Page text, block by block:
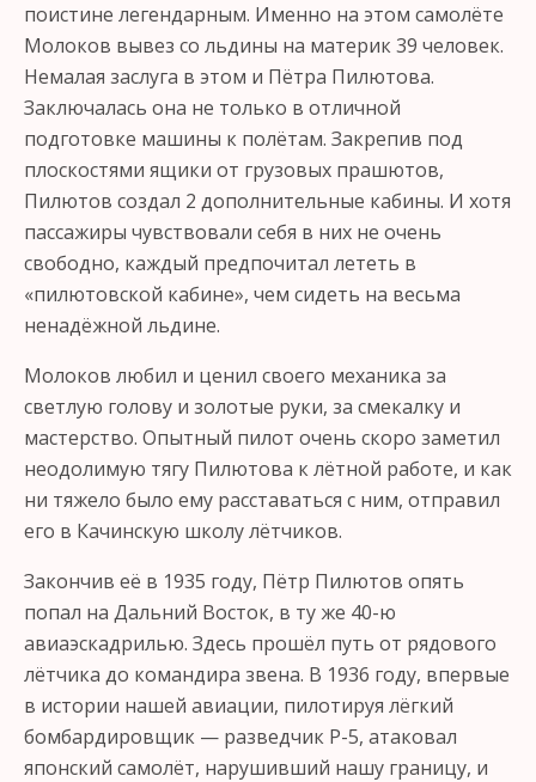
поистине легендарным. Именно на этом самолёте
Молоков вывез со льдины на материк 39 человек.
Немалая заслуга в этом и Пётра Пилютова.
Заключалась она не только в отличной
подготовке машины к полётам. Закрепив под
плоскостями ящики от грузовых прашютов,
Пилютов создал 2 дополнительные кабины. И хотя
пассажиры чувствовали себя в них не очень
свободно, каждый предпочитал лететь в
«пилютовской кабине», чем сидеть на весьма
ненадёжной льдине.
Молоков любил и ценил своего механика за
светлую голову и золотые руки, за смекалку и
мастерство. Опытный пилот очень скоро заметил
неодолимую тягу Пилютова к лётной работе, и как
ни тяжело было ему расставаться с ним, отправил
его в Качинскую школу лётчиков.
Закончив её в 1935 году, Пётр Пилютов опять
попал на Дальний Восток, в ту же 40-ю
авиаэскадрилью. Здесь прошёл путь от рядового
лётчика до командира звена. В 1936 году, впервые
в истории нашей авиации, пилотируя лёгкий
бомбардировщик — разведчик Р-5, атаковал
японский самолёт, нарушивший нашу границу, и